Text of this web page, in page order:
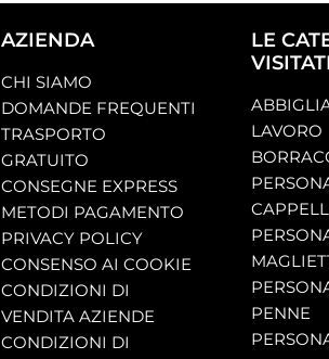
AZIENDA
CHI SIAMO
DOMANDE FREQUENTI
TRASPORTO
GRATUITO
CONSEGNE EXPRESS
METODI PAGAMENTO
PRIVACY POLICY
CONSENSO AI COOKIE
CONDIZIONI DI
VENDITA AZIENDE
CONDIZIONI DI
LE
LAVORO
PENNE